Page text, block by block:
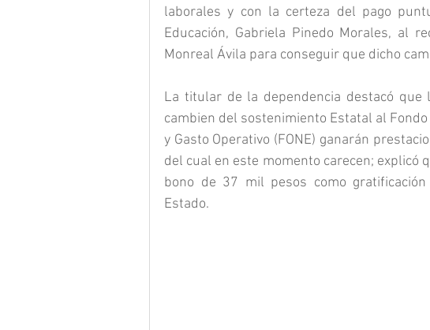
laborales y con la certeza del pago
Educación, Gabriela Pinedo Morales, al
Monreal Ávila para conseguir que dicho
La titular de la dependencia destacó
cambien del sostenimiento Estatal al
y Gasto Operativo (FONE) ganarán
del cual en este momento carecen; explicó
bono de 37 mil pesos como
Estado.